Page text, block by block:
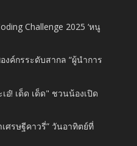
Challenge 2025 ‘หนู
งค์กรระดับสากล “ผู้นําการ
อ๋! เด็ด เด็ด" ชวนน้องเปิด
ศรษฐีคาวรี่” วันอาทิตย์ที่